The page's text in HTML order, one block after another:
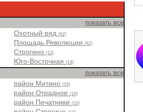
показать все
Охотный ряд(62)
Площадь Революции(62)
Строгино(12)
Юго-Восточная(14)
показать все
район Митино(16)
район Отрадное(16)
район Печатники(10)